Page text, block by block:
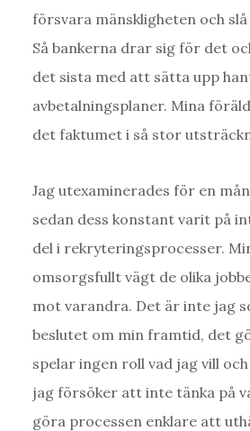
försvara mänskligheten och
Så bankerna drar sig för det
det sista med att sätta upp
avbetalningsplaner. Mina
det faktumet i så stor
Jag utexaminerades för en
sedan dess konstant varit på
del i rekryteringsprocesser.
omsorgsfullt vägt de olika
mot varandra. Det är inte jag
beslutet om min framtid, det
spelar ingen roll vad jag vill
jag försöker att inte tänka på
göra processen enklare att